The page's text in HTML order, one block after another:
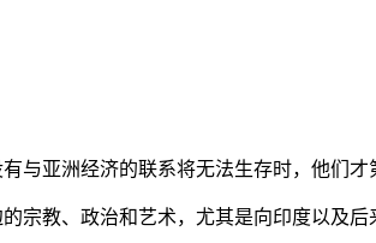
与亚洲经济的联系将无法生存时，他们才
宗教、政治和艺术，尤其是向印度以及